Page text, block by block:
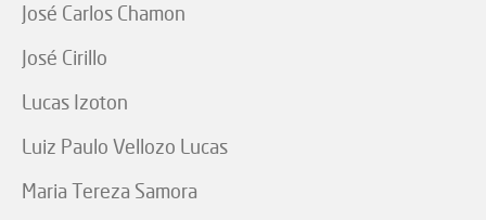
José Carlos Chamon
José Cirillo
Lucas Izoton
Luiz Paulo Vellozo Lucas
Maria Tereza Samora